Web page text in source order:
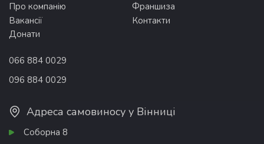
Про компанію
Франшиза
Вакансії
Контакти
Донати
066 884 0029
096 884 0029
Адреса самовиносу у Вінниці
Соборна 8